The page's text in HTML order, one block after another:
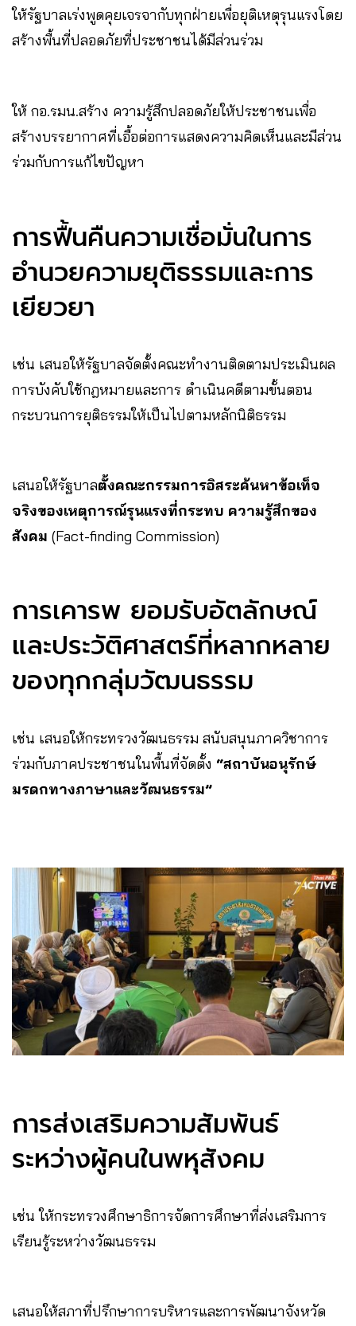
ให้รัฐบาลเร่งพูดคุยเจรจากับทุกฝ่ายเพื่อยุติเหตุรุนแรงโดย
สร้างพื้นที่ปลอดภัยที่ประชาชนได้มีส่วนร่วม
ให้ กอ.รมน.สร้าง ความรู้สึกปลอดภัยให้ประชาชนเพื่อ
สร้างบรรยากาศที่เอื้อต่อการแสดงความคิดเห็นและมีส่วน
ร่วมกับการแก้ไขปัญหา
การฟื้นคืนความเชื่อมั่นในการ
อำนวยความยุติธรรมและการ
เยียวยา
เช่น เสนอให้รัฐบาลจัดตั้งคณะทำงานติดตามประเมินผล
การบังคับใช้กฎหมายและการ ดำเนินคดีตามขั้นตอน
กระบวนการยุติธรรมให้เป็นไปตามหลักนิติธรรม
เสนอให้รัฐบาลตั้งคณะกรรมการอิสระค้นหาข้อเท็จ
จริงของเหตุการณ์รุนแรงที่กระทบ ความรู้สึกของ
สังคม (Fact-finding Commission)
การเคารพ ยอมรับอัตลักษณ์
และประวัติศาสตร์ที่หลากหลาย
ของทุกกลุ่มวัฒนธรรม
เช่น เสนอให้กระทรวงวัฒนธรรม สนับสนุนภาควิชาการ
ร่วมกับภาคประชาชนในพื้นที่จัดตั้ง “สถาบันอนุรักษ์
มรดกทางภาษาและวัฒนธรรม”
การส่งเสริมความสัมพันธ์
ระหว่างผู้คนในพหุสังคม
เช่น ให้กระทรวงศึกษาธิการจัดการศึกษาที่ส่งเสริมการ
เรียนรู้ระหว่างวัฒนธรรม
เสนอให้สภาที่ปรึกษาการบริหารและการพัฒนาจังหวัด